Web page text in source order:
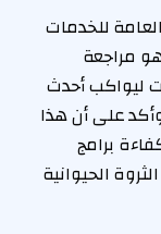
للخدمات
مراجعة
ليواكب أحدث
على أن هذا
برامج
الحيوانية